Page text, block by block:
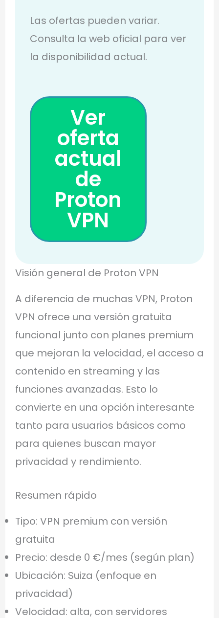
Las ofertas pueden variar.
Consulta la web oficial para ver
la disponibilidad actual.
Ver
oferta
actual
de
Proton
VPN
Visión general de Proton VPN
A diferencia de muchas VPN, Proton
VPN ofrece una versión gratuita
funcional junto con planes premium
que mejoran la velocidad, el acceso a
contenido en streaming y las
funciones avanzadas. Esto lo
convierte en una opción interesante
tanto para usuarios básicos como
para quienes buscan mayor
privacidad y rendimiento.
Resumen rápido
Tipo: VPN premium con versión
gratuita
Precio: desde 0 €/mes (según plan)
Ubicación: Suiza (enfoque en
privacidad)
Velocidad: alta, con servidores